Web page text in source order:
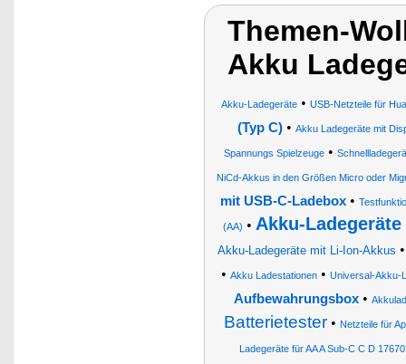
Themen-
Akku
Akku-Ladegeräte• USB-Netzteile für
(Typ C)• Akku Ladegeräte mit
Spannungs Spielzeuge •
NiCd-Akkus in den Größen Micro oder
mit USB-C-Ladebox•
(AA) • Akku-Ladegeräte
Akku-Ladegeräte mit Li-Ion-Akkus
• Akku Ladestationen • Universal-Akku-
Aufbewahrungsbox•
Batterietester• Netzteile für
Ladegeräte für AA A Sub-C C D